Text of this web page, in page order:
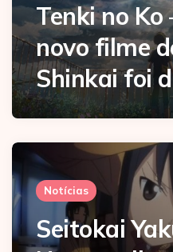
Tenki no Ko
novo filme
Shinkai foi
Notícias
Seitokai